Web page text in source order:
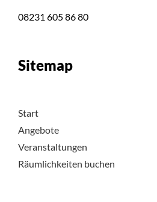
08231 605 86 80
Sitemap
Start
Angebote
Veranstaltungen
Räumlichkeiten buchen